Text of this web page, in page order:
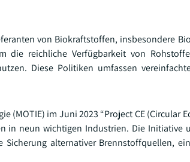
von Biokraftstoffen, insbesondere
die reichliche Verfügbarkeit von
Diese Politiken umfassen
im Juni 2023 “Project CE (Circular
in neun wichtigen Industrien. Die Initiative
alternativer Brennstoffquellen,